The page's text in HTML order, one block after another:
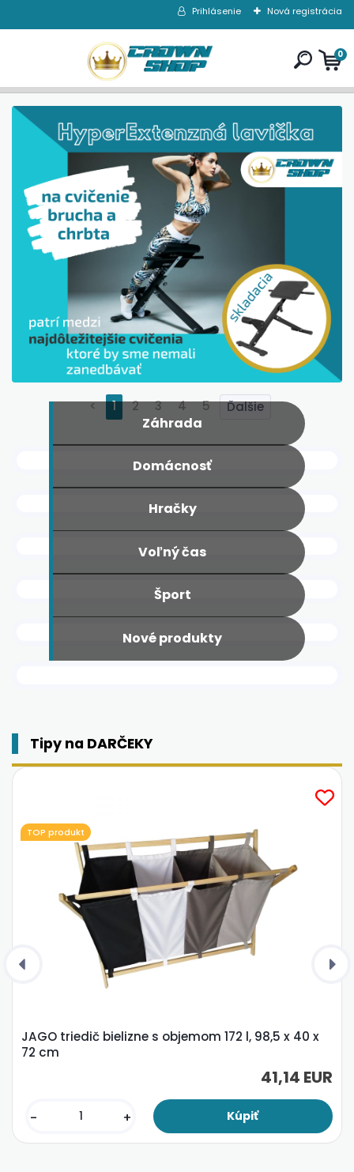
Prihlásenie Nová registrácia
0
< 1 2 3 4 5
Záhrada
Domácnosť
Hračky
Voľný čas
Šport
Nové produkty
Tipy na DARČEKY
JAGO triedič bielizne s objemom 172 l, 98,5 x 40 x
72 cm
41,14 EUR
- +
TOP produkt